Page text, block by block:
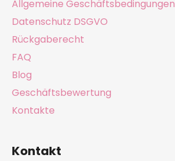
Allgemeine Geschäftsbedingungen
Datenschutz DSGVO
Rückgaberecht
FAQ
Blog
Geschäftsbewertung
Kontakte
Kontakt